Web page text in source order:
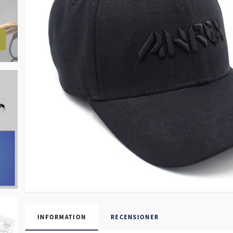
INFORMATION RECENSIONER